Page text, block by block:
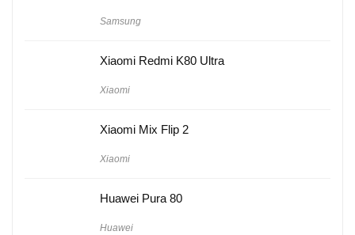
Samsung
Xiaomi Redmi K80 Ultra
Xiaomi
Xiaomi Mix Flip 2
Xiaomi
Huawei Pura 80
Huawei